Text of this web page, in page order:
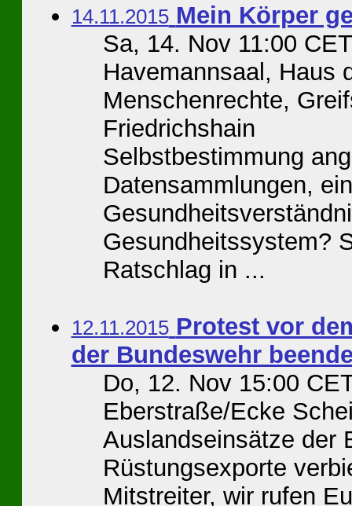
14.11.2015 Mein Körper
Sa, 14. Nov 11:00
Havemannsaal, Haus
Menschenrechte,
Friedrichshain
Selbstbestimmung
Datensammlungen,
Gesundheitssystem?
Ratschlag in ...
12.11.2015 Protest vor
der Bundeswehr
Do, 12. Nov 15:00
Eberstraße/Ecke
Auslandseinsätze der
Rüstungsexporte
Mitstreiter, wir rufen